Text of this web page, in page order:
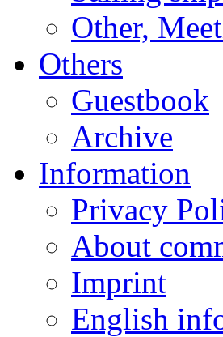
Other,
Others
Guestbook
Archive
Information
Privacy
About
Imprint
English